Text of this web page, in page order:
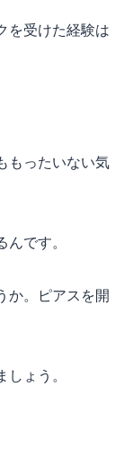
を受けた経験は
もったいない気
です。
か。ピアスを開
ょう。